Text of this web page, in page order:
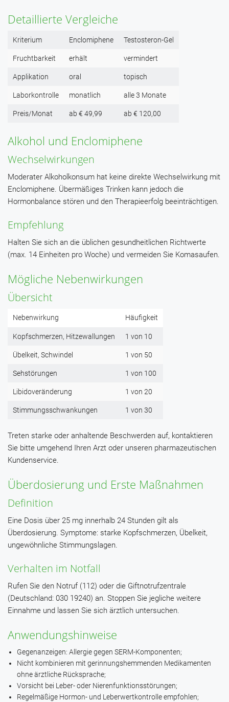
Detaillierte Vergleiche
Kriterium Enclomiphene Testosteron-Gel
Fruchtbarkeit erhält vermindert
Applikation oral topisch
Laborkontrolle monatlich alle 3 Monate
Preis/Monat ab € 49,99 ab € 120,00
Alkohol und Enclomiphene
Wechselwirkungen
Moderater Alkoholkonsum hat keine direkte Wechselwirkung mit
Enclomiphene. Übermäßiges Trinken kann jedoch die
Hormonbalance stören und den Therapieerfolg beeinträchtigen.
Empfehlung
Halten Sie sich an die üblichen gesundheitlichen Richtwerte
(max. 14 Einheiten pro Woche) und vermeiden Sie Komasaufen.
Mögliche Nebenwirkungen
Übersicht
Nebenwirkung Häufigkeit
Kopfschmerzen, Hitzewallungen 1 von 10
Übelkeit, Schwindel 1 von 50
Sehstörungen 1 von 100
Libidoveränderung 1 von 20
Stimmungsschwankungen 1 von 30
Treten starke oder anhaltende Beschwerden auf, kontaktieren
Sie bitte umgehend Ihren Arzt oder unseren pharmazeutischen
Kundenservice.
Überdosierung und Erste Maßnahmen
Definition
Eine Dosis über 25 mg innerhalb 24 Stunden gilt als
Überdosierung. Symptome: starke Kopfschmerzen, Übelkeit,
ungewöhnliche Stimmungslagen.
Verhalten im Notfall
Rufen Sie den Notruf (112) oder die Giftnotrufzentrale
(Deutschland: 030 19240) an. Stoppen Sie jegliche weitere
Einnahme und lassen Sie sich ärztlich untersuchen.
Anwendungshinweise
Gegenanzeigen: Allergie gegen SERM-Komponenten;
Nicht kombinieren mit gerinnungshemmenden Medikamenten
ohne ärztliche Rücksprache;
Vorsicht bei Leber- oder Nierenfunktionsstörungen;
Regelmäßige Hormon- und Leberwertkontrolle empfohlen;